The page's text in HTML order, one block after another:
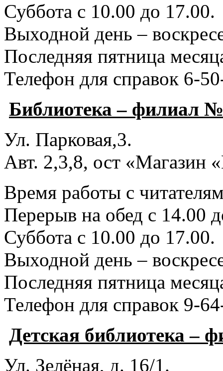
Суббота с 10.00 до 17.00.
Выходной день –
Последняя пятница
Телефон для справок 6-
Библиотека – филиал
Ул. Парковая,3.
Авт. 2,3,8, ост «Магазин
Время работы с
Перерыв на обед с 14.00
Суббота с 10.00 до 17.00.
Выходной день –
Последняя пятница
Телефон для справок 9-
Детская библиотека –
Ул. Зелёная, д. 16/1.